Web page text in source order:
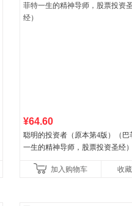
¥64.60
聪明的投资者（原本第4版）（巴
一生的精神导师，股票投资圣经
加入购物车 收藏